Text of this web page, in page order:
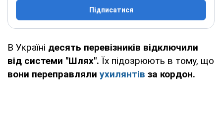
Підписатися
В Україні десять перевізників відключили
від системи "Шлях". Їх підозрюють в тому, що
вони переправляли ухилянтів за кордон.